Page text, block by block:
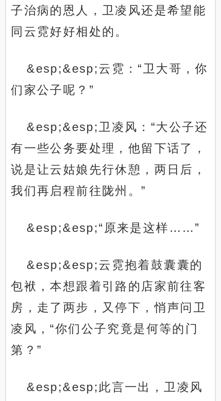
子治病的恩人，卫凌风还是希望能
同云霓好好相处的。
&esp;&esp;云霓：“卫大哥，你
们家公子呢？”
&esp;&esp;卫凌风：“大公子还
有一些公务要处理，他留下话了，
说是让云姑娘先行休憩，两日后，
我们再启程前往陇州。”
&esp;&esp;“原来是这样……”
&esp;&esp;云霓抱着鼓囊囊的
包袱，本想跟着引路的店家前往客
房，走了两步，又停下，悄声问卫
凌风，“你们公子究竟是何等的门
第？”
&esp;&esp;此言一出，卫凌风